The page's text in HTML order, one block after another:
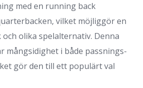
med en running back
vilket möjliggör en
olika spelalternativ. Denna
mångsidighet i både passnings-
gör den till ett populärt val